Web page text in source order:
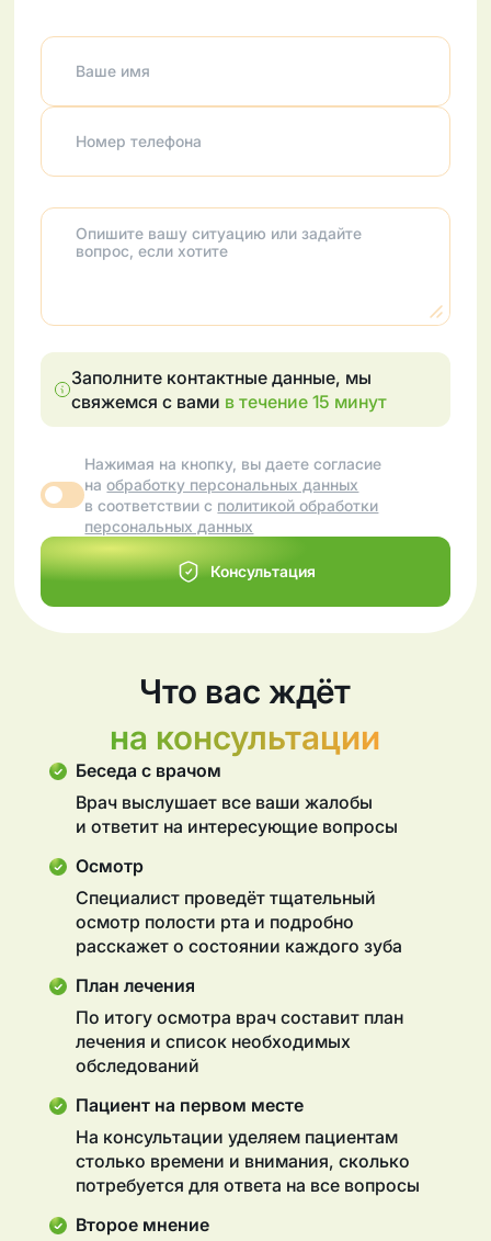
Ваше имя
Номер телефона
Опишите вашу ситуацию или задайте
вопрос, если хотите
Заполните контактные данные, мы
свяжемся с вами в течение 15 минут
Нажимая на кнопку, вы даете согласие
наобработку персональных данных
в соответствии с политикой обработки
персональных данных
Консультация
Что вас ждёт
на консультации
Беседа с врачом
Врач выслушает все ваши жалобы
и ответит на интересующие вопросы
Осмотр
Специалист проведёт тщательный
осмотр полости рта и подробно
расскажет о состоянии каждого зуба
План лечения
По итогу осмотра врач составит план
лечения и список необходимых
обследований
Пациент на первом месте
На консультации уделяем пациентам
столько времени и внимания, сколько
потребуется для ответа на все вопросы
Второе мнение